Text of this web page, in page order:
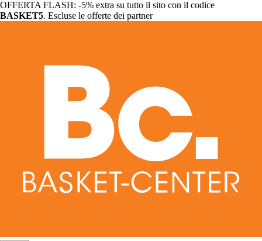
OFFERTA FLASH: -5% extra su tutto il sito con il codice
BASKET5. Escluse le offerte dei partner